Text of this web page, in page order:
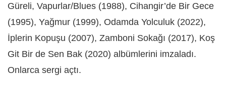
Güreli, Vapurlar/Blues (1988), Cihangir’de Bir Gece
(1995), Yağmur (1999), Odamda Yolculuk (2022),
İplerin Kopuşu (2007), Zamboni Sokağı (2017), Koş
Git Bir de Sen Bak (2020) albümlerini imzaladı.
Onlarca sergi açtı.